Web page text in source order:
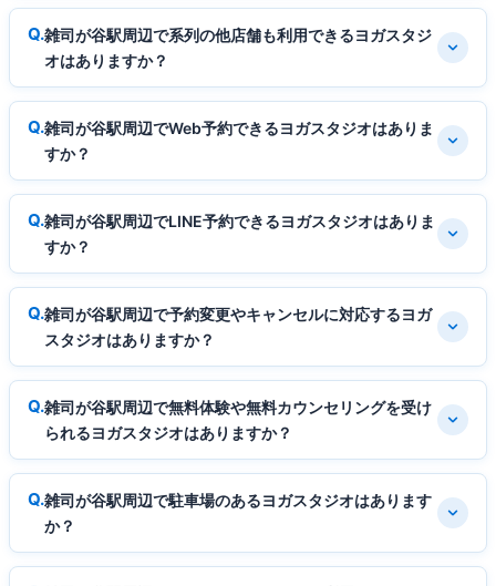
雑司が谷駅周辺で系列の他店舗も利用できるヨガスタジ
オはありますか？
雑司が谷駅周辺でWeb予約できるヨガスタジオはありま
すか？
雑司が谷駅周辺でLINE予約できるヨガスタジオはありま
すか？
雑司が谷駅周辺で予約変更やキャンセルに対応するヨガ
スタジオはありますか？
雑司が谷駅周辺で無料体験や無料カウンセリングを受け
られるヨガスタジオはありますか？
雑司が谷駅周辺で駐車場のあるヨガスタジオはあります
か？